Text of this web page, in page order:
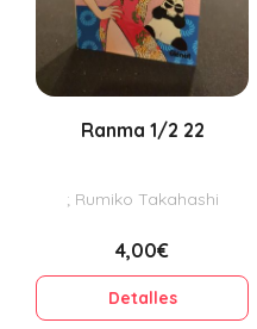
Ranma 1/2 22
; Rumiko Takahashi
4,00€
Detalles